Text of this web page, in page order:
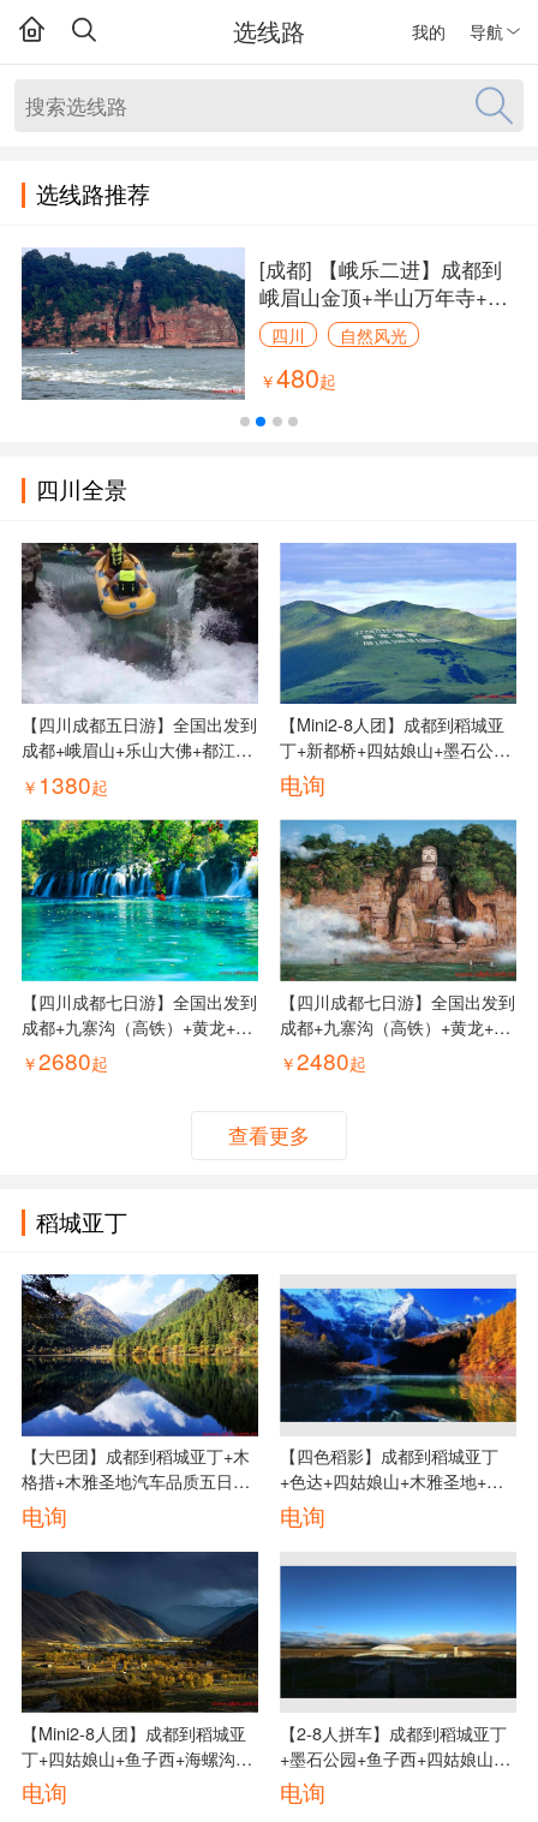
我的 导航
选线路
选线路推荐
[成都]
峨眉山金顶+半山万年寺+乐
山大佛汽车真纯玩二日游、
峨眉山二日游报团多少钱
四川
自然风光
宗教人文
￥480起
四川全景
【四川成都五日游】全国出发到
成都+峨眉山+乐山大佛+都江堰
+三星堆博物馆汽车五日游线
路、四川五日游多少钱
￥ 1380起
【Mini2-8人团】成都到稻城亚
丁+新都桥+四姑娘山+墨石公园
+九寨沟+黄龙汽车VIP小团七日
游线路、稻城亚丁七日游多少钱
电询
【四川成都七日游】全国出发到
成都+九寨沟（高铁）+黄龙+熊
猫基地+三星堆博物馆+乐山大
佛+黄龙溪古镇汽车七日游线
￥2680起
【四川成都七日游】全国出发到
成都+九寨沟（高铁）+黄龙+峨
眉山+乐山大佛汽车七日游线
路、四川成都七日游多少钱
￥2480起
查看更多
稻城亚丁
【大巴团】成都到稻城亚丁+木
格措+木雅圣地汽车品质五日游
线路、稻城亚丁五日游多少钱
电询
【四色稻影】成都到稻城亚丁
+色达+四姑娘山+木雅圣地+墨
石公园汽车纯玩六日游路线、稻
城亚丁六日游旅游多少钱
电询
【Mini2-8人团】成都到稻城亚
丁+四姑娘山+鱼子西+海螺沟汽
车VIP小团六日游线路、川西环
线六日游多少钱
电询
【2-8人拼车】成都到稻城亚丁
+墨石公园+鱼子西+四姑娘山拼
车纯玩五日游路线、稻城亚丁环
线拼车五日游多少钱
电询